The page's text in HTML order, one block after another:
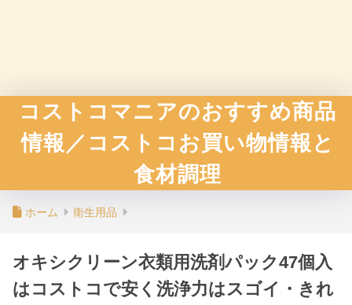
コストコマニアのおすすめ商品
情報／コストコお買い物情報と
食材調理
ホーム 衛生用品
オキシクリーン衣類用洗剤パック47個入
はコストコで安く洗浄力はスゴイ・きれ